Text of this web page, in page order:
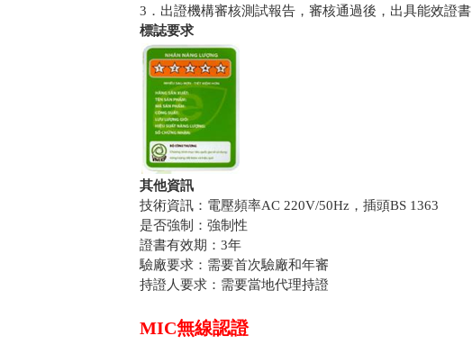
3．出證機構審核測試報告，審核通過後，出具能效證書
標誌要求
其他資訊
技術資訊：電壓頻率AC 220V/50Hz，插頭BS 1363
是否強制：強制性
證書有效期：3年
驗廠要求：需要首次驗廠和年審
持證人要求：需要當地代理持證
MIC無線認證